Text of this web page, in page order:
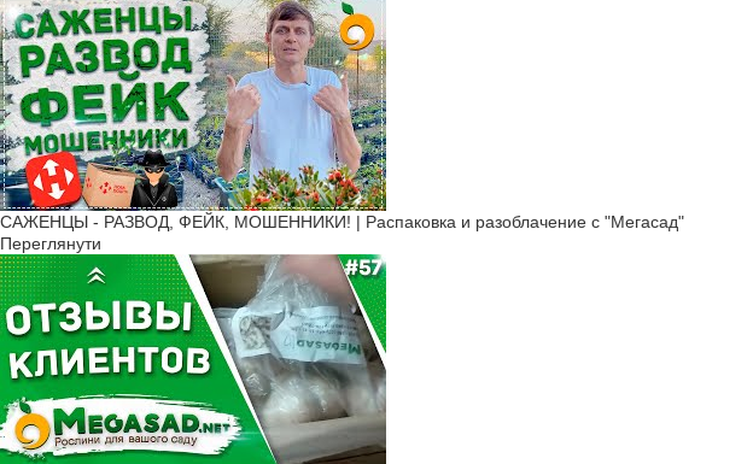
САЖЕНЦЫ - РАЗВОД, ФЕЙК, МОШЕННИКИ! | Распаковка и разоблачение с "Мегасад"
Переглянути